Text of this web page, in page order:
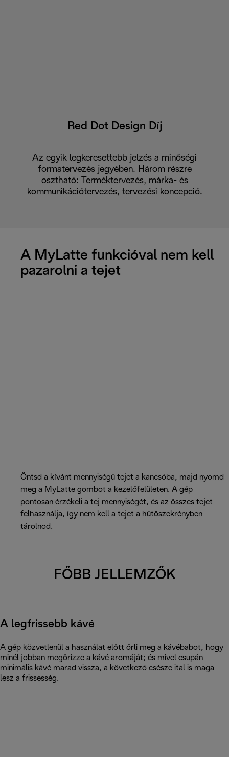
Red Dot Design Díj
Az egyik legkeresettebb jelzés a minőségi
formatervezés jegyében. Három részre
osztható: Terméktervezés, márka- és
kommunikációtervezés, tervezési koncepció.
A MyLatte funkcióval nem kell
pazarolni a tejet
Öntsd a kívánt mennyiségű tejet a kancsóba, majd nyomd
meg a MyLatte gombot a kezelőfelületen. A gép
pontosan érzékeli a tej mennyiségét, és az összes tejet
felhasználja, így nem kell a tejet a hűtőszekrényben
tárolnod.
FŐBB JELLEMZŐK
A legfrissebb kávé
A gép közvetlenül a használat előtt őrli meg a kávébabot, hogy
minél jobban megőrizze a kávé aromáját; és mivel csupán
minimális kávé marad vissza, a következő csésze ital is maga
lesz a frissesség.